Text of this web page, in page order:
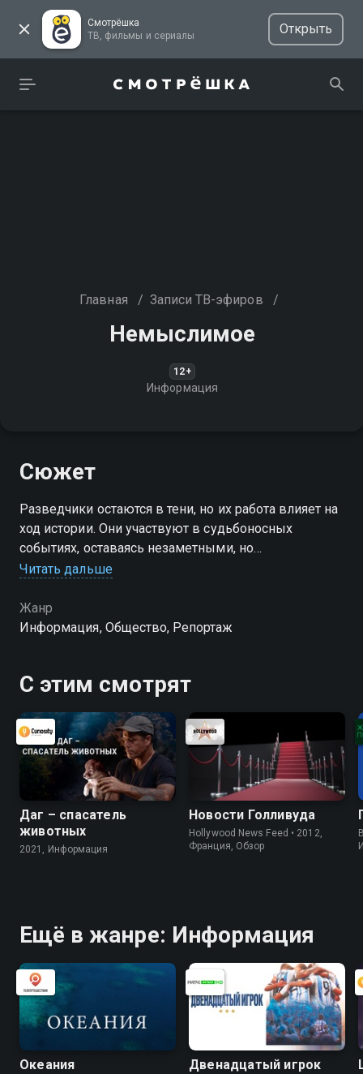
Смотрёшка
ТВ, фильмы и сериалы
Открыть
Главная / Записи ТВ-эфиров /
Немыслимое
12+
Информация
Сюжет
Разведчики остаются в тени, но их работа влияет на
ход истории. Они участвуют в судьбоносных
событиях, оставаясь незаметными, но
незаменимыми фигурами мирового масштаба
Читать дальше
Жанр
Информация, Общество, Репортаж
С этим смотрят
Даг – спасатель
животных
2021, Информация
Новости Голливуда
Hollywood News Feed • 2012,
Франция, Обзор
Ещё в жанре: Информация
Океания Двенадцатый игрок